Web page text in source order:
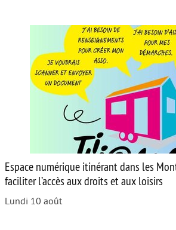
Espace numérique itinérant dans les
faciliter l’accès aux droits et aux loisirs
Lundi 10 août